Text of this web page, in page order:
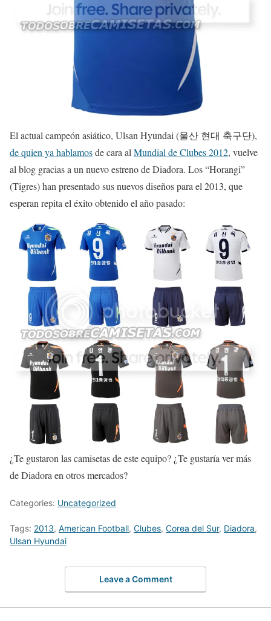
El actual campeón asiático, Ulsan Hyundai (울산 현대 축구단),
de quien ya hablamosde cara al Mundial de Clubes 2012, vuelve
al blog gracias a un nuevo estreno de Diadora. Los “Horangi”
(Tigres) han presentado sus nuevos diseños para el 2013, que
esperan repita el éxito obtenido el año pasado:
¿Te gustaron las camisetas de este equipo? ¿Te gustaría ver más
de Diadora en otros mercados?
Categories: Uncategorized
Tags: 2013, American Football, Clubes, Corea del Sur, Diadora,
Ulsan Hyundai
Leave a Comment